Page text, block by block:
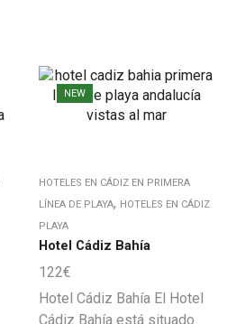
NEW
HOTELES EN CÁDIZ EN PRIMERA
LÍNEA DE PLAYA, HOTELES EN CÁDIZ
PLAYA
Hotel Cádiz Bahía
122€
Hotel Cádiz Bahía El Hotel
Cádiz Bahía está situado